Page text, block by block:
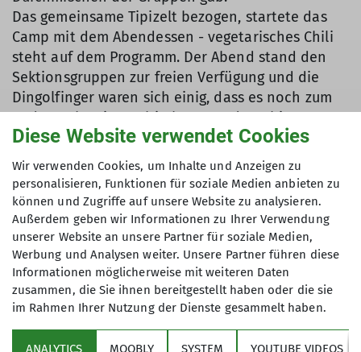
Das gemeinsame Tipizelt bezogen, startete das
Camp mit dem Abendessen - vegetarisches Chili
steht auf dem Programm. Der Abend stand den
Sektionsgruppen zur freien Verfügung und die
Dingolfinger waren sich einig, dass es noch zum
Baden geht - immerhin hat man den Chiemsee
nur selten weniger als fünf Minuten Fußweg
entfernt. Das Wasser war noch relative warm und
so wurde fleißig bis Sonnenuntergang gebadet.
Zurück am Campingplatz klang der Abend bei
gemeinsamen Spielen vor dem Lagerfeuer aus -
hier gab es gleich mehrere Lagerfeuerstellen,
sodass jede Gruppe einen Platz mit ausreichend
Abstand hatte.
Am zweiten Camptag weckten unter anderem
Kühe die Camper. Der Samstag startete mit einem
Diese Website verwendet Cookies
Wir verwenden Cookies, um Inhalte und Anzeigen zu
personalisieren, Funktionen für soziale Medien anbieten zu
können und Zugriffe auf unsere Website zu analysieren.
Außerdem geben wir Informationen zu Ihrer Verwendung
unserer Website an unsere Partner für soziale Medien,
Werbung und Analysen weiter. Unsere Partner führen diese
Informationen möglicherweise mit weiteren Daten
zusammen, die Sie ihnen bereitgestellt haben oder die sie
im Rahmen Ihrer Nutzung der Dienste gesammelt haben.
ANALYTICS MOOBLY SYSTEM YOUTUBE VIDEOS